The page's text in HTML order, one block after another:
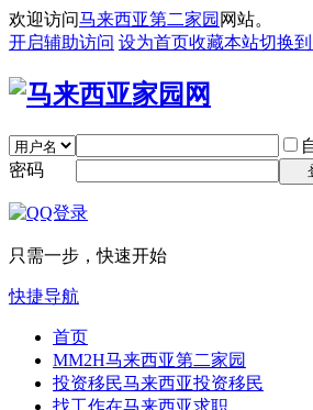
欢迎访问马来西亚第二家园 网站。
开启辅助访问 设为首页收藏本站切换
密码
只需一步，快速开始
快捷导航
首页
MM2H马来西亚第二家园
投资移民马来西亚投资移民
找工作在马来西亚求职